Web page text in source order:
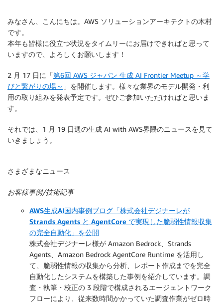
みなさん、こんにちは。AWS ソリューションアーキテクトの木村
です。
本年も皆様に役立つ状況をタイムリーにお届けできればと思って
いますので、よろしくお願いします！
2 月 17 日に「第6回 AWS ジャパン 生成 AI Frontier Meetup ～学
びと繋がりの場～ 」を開催します。様々な業界のモデル開発・利
用の取り組みを発表予定です。ぜひご参加いただければと思いま
す。
それでは、1 月 19 日週の生成 AI with AWS界隈のニュースを見て
いきましょう。
さまざまなニュース
お客様事例/技術記事
AWS生成AI国内事例ブログ「株式会社デジナーレが
Strands Agents と AgentCore で実現した脆弱性情報収集
の完全自動化」を公開
株式会社デジナーレ様が Amazon Bedrock、Strands
Agents、Amazon Bedrock AgentCore Runtime を活用し
て、脆弱性情報の収集から分析、レポート作成までを完全
自動化したシステムを構築した事例を紹介しています。調
査・執筆・校正の 3 段階で構成されるエージェントワーク
フローにより、従来数時間かかっていた調査作業がゼロ時